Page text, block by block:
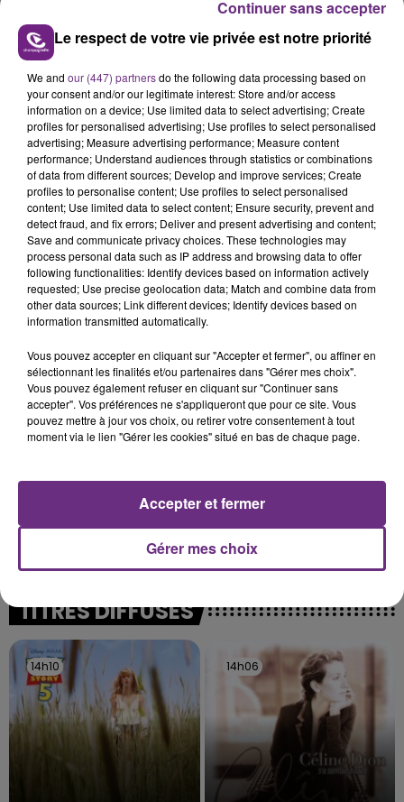
FIL D'ACTUS
LA CENTRALE NUCLÉAIRE DE CHOOZ
TOUJOURS À L'ARRÊT
Cela fait déjà une semaine que la centrale
nucléaire ardennaise est à l'arrêt. Une situation
justifiée par la sécheresse intense qui est toujours
présente.
LE MAGASIN JOUÉCLUB DE REIMS FERME
SES PORTES
C'était l'une des institutions du centre-ville
rémois. Le magasin JouéClub est contraint de
TITRES DIFFUSÉS
14h10
14h10 14h06
14h06
Le respect de votre vie privée est notre priorité
We and our (447) partnersdo the following data processing based on
your consent and/or our legitimate interest: Store and/or access
information on a device; Use limited data to select advertising; Create
profiles for personalised advertising; Use profiles to select personalised
advertising; Measure advertising performance; Measure content
performance; Understand audiences through statistics or combinations
of data from different sources; Develop and improve services; Create
profiles to personalise content; Use profiles to select personalised
content; Use limited data to select content; Ensure security, prevent and
detect fraud, and fix errors; Deliver and present advertising and content;
Save and communicate privacy choices. These technologies may
process personal data such as IP address and browsing data to offer
following functionalities: Identify devices based on information actively
requested; Use precise geolocation data; Match and combine data from
other data sources; Link different devices; Identify devices based on
information transmitted automatically.
Vous pouvez accepter en cliquant sur "Accepter et fermer", ou affiner en
sélectionnant les finalités et/ou partenaires dans "Gérer mes choix".
Vous pouvez également refuser en cliquant sur "Continuer sans
accepter". Vos préférences ne s'appliqueront que pour ce site. Vous
pouvez mettre à jour vos choix, ou retirer votre consentement à tout
moment via le lien "Gérer les cookies" situé en bas de chaque page.
Gérer mes choix
Accepter et fermer
Continuer sans accepter